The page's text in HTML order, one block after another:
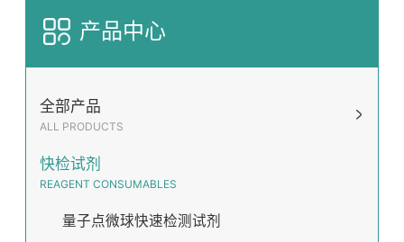
产品中心
全部产品
ALL PRODUCTS
快检试剂
REAGENT CONSUMABLES
量子点微球快速检测试剂